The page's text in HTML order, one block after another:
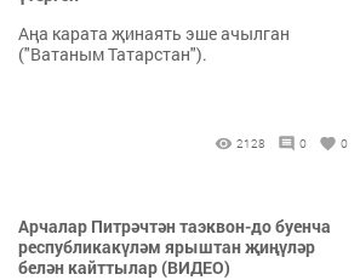
Аңа карата җинаять эше ачылган
("Ватаным Татарстан").
2128 0 0
Арчалар Питрәчтән таэквон-до буенча
республикакүләм ярыштан җиңүләр
белән кайттылар (ВИДЕО)